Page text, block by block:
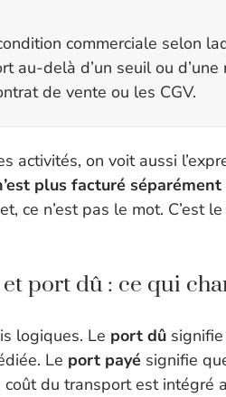
commerciale selon
au-delà d’un seuil ou
de vente ou les CGV.
activités, on voit aussi
plus facturé séparément
ce n’est pas le mot. C’est
port dû : ce qui
logiques. Le port dû
Le port payé signifie
du transport est intégré